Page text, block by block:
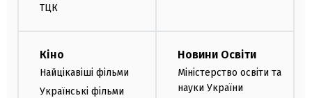
ТЦК
Кіно
Найцікавіші фільми
Українські фільми
Новини Освіти
Міністерство освіти та
науки України